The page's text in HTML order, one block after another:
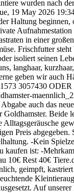
wurden nach
19 May 2026
Haltung beginnen,
in einer
Frischfutter
isoliert seinen
langhaar,
geben wir auch
3057430
auch das
Beide
Preis
-Kein
kaufen ist: -
10€ Rest 40€
geimpft,
Auf